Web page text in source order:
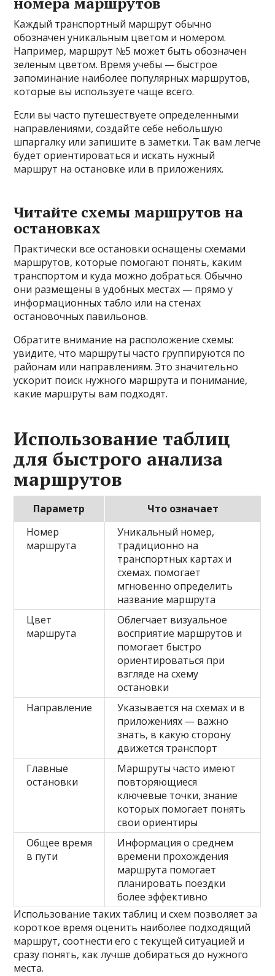
Каждый транспортный маршрут обычно
обозначен уникальным цветом и номером.
Например, маршрут №5 может быть обозначен
зеленым цветом. Время учебы — быстрое
запоминание наиболее популярных маршрутов,
которые вы используете чаще всего.
Если вы часто путешествуете определенными
направлениями, создайте себе небольшую
шпаргалку или запишите в заметки. Так вам легче
будет ориентироваться и искать нужный
маршрут на остановке или в приложениях.
Читайте схемы маршрутов на
остановках
Практически все остановки оснащены схемами
маршрутов, которые помогают понять, каким
транспортом и куда можно добраться. Обычно
они размещены в удобных местах — прямо у
информационных табло или на стенах
остановочных павильонов.
Обратите внимание на расположение схемы:
увидите, что маршруты часто группируются по
районам или направлениям. Это значительно
ускорит поиск нужного маршрута и понимание,
какие маршруты вам подходят.
Использование таблиц
для быстрого анализа
маршрутов
Параметр
Что означает
Номер
маршрута
Уникальный номер,
традиционно на
транспортных картах и
схемах. помогает
мгновенно определить
название маршрута
Цвет
маршрута
Облегчает визуальное
восприятие маршрутов и
помогает быстро
ориентироваться при
взгляде на схему
остановки
Направление
Указывается на схемах и в
приложениях — важно
знать, в какую сторону
движется транспорт
Главные
остановки
Маршруты часто имеют
повторяющиеся
ключевые точки, знание
которых помогает понять
свои ориентиры
Общее время
в пути
Информация о среднем
времени прохождения
маршрута помогает
планировать поездки
более эффективно
Использование таких таблиц и схем позволяет за
короткое время оценить наиболее подходящий
маршрут, соотнести его с текущей ситуацией и
сразу понять, как лучше добираться до нужного
места.